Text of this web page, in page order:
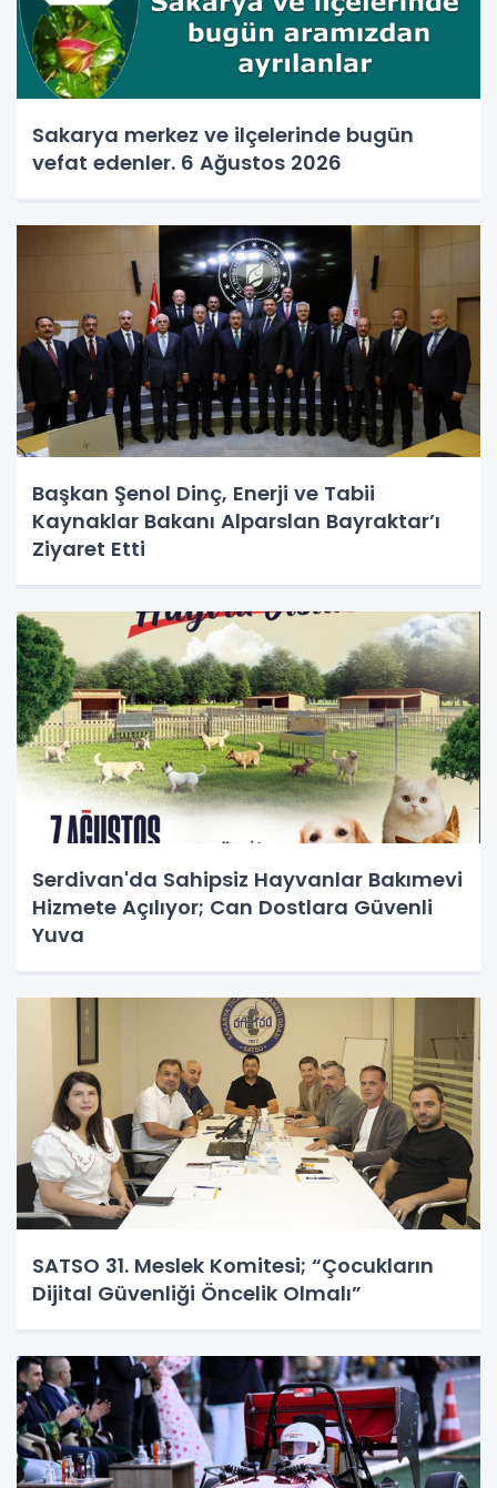
Sakarya merkez ve ilçelerinde bugün
vefat edenler. 6 Ağustos 2026
Başkan Şenol Dinç, Enerji ve Tabii
Kaynaklar Bakanı Alparslan Bayraktar’ı
Ziyaret Etti
Serdivan'da Sahipsiz Hayvanlar Bakımevi
Hizmete Açılıyor; Can Dostlara Güvenli
Yuva
SATSO 31. Meslek Komitesi; “Çocukların
Dijital Güvenliği Öncelik Olmalı”